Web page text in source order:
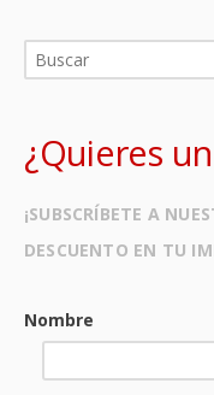
¿Quieres
¡SUBSCRÍBETE A
DESCUENTO EN TU
Nombre